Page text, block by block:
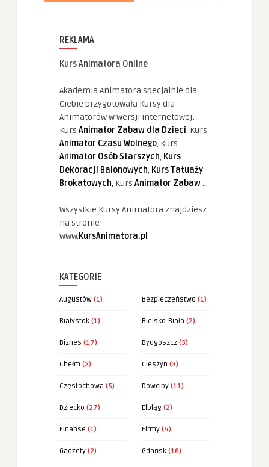
REKLAMA
Kurs Animatora Online
Akademia Animatora specjalnie dla
Ciebie przygotowała Kursy dla
Animatorów w wersji internetowej:
Kurs Animator Zabaw dla Dzieci, Kurs
Animator Czasu Wolnego, Kurs
Animator Osób Starszych, Kurs
Dekoracji Balonowych, Kurs Tatuaży
Brokatowych, Kurs Animator Zabaw...
Wszystkie Kursy Animatora znajdziesz
na stronie:
www.KursAnimatora.pl
KATEGORIE
Augustów (1) Bezpieczeństwo (1)
Białystok (1) Bielsko-Biała (2)
Biznes (17) Bydgoszcz (5)
Chełm (2) Cieszyn (3)
Częstochowa (5) Dowcipy (11)
Dziecko (27) Elbląg (2)
Finanse (1) Firmy (4)
Gadżety (2) Gdańsk (16)